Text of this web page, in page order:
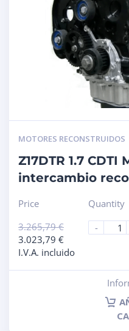
MOTORES RECONSTRUIDOS
Z17DTR 1.7 CDTI
intercambio
Price
3.265,79€
3.023,79 €
I.V.A. incluido
Quantity
-